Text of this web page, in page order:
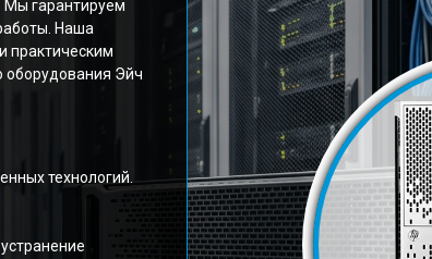
Мы гарантируем
Наша
практическим
оборудования Эйч
технологий.